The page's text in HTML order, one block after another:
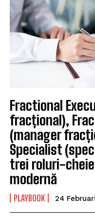
Fractional
fracțional),
(manager
Specialist
trei roluri-
modernă
PLAYBOOK 24